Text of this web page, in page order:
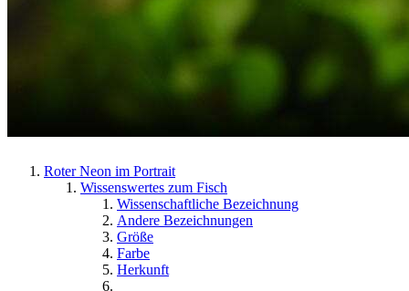
Roter Neon im Portrait
Wissenswertes zum Fisch
Wissenschaftliche Bezeichnung
Andere Bezeichnungen
Größe
Farbe
Herkunft